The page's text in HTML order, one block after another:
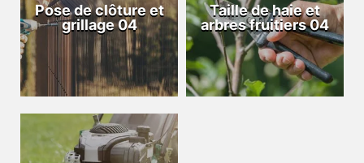
Pose de clôture et
grillage 04
Taille de haie et
arbres fruitiers 04